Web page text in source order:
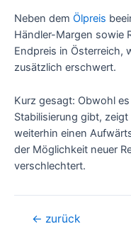
Neben dem Ölpreis
Händler-Margen sowie
Endpreis in Österreich,
zusätzlich erschwert.
Kurz gesagt: Obwohl
Stabilisierung gibt,
weiterhin einen
der Möglichkeit neuer
verschlechtert.
Beitragsnavigation
← zurück